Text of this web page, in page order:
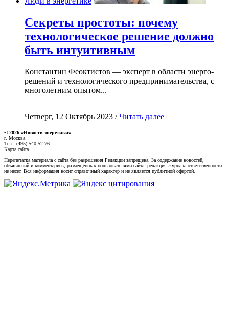
Секреты простоты: почему
технологическое решение должно
быть интуитивным
Константин Феоктистов — эксперт в области энерго-
решений и технологического предпринимательства, с
многолетним опытом...
Четверг, 12 Октябрь 2023 /Читать далее
© 2026 «Новости энеретики»
г. Москва
Тел.: (495) 540-52-76
Карта сайта
Перепечатка материала с сайта без разрешения Редакции запрещена. За содержание новостей,
объявлений и комментариев, размещенных пользователями сайта, редакция журнала ответственности
не несет. Вся информация носит справочный характер и не является публичной офертой.